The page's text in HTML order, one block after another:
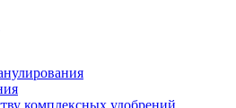
комплексных удобрений